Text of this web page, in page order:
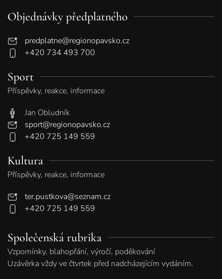
Objednávky předplatného
predplatne@regionopavsko.cz
+420 734 493 700
Sport
Příspěvky, reakce, informace
Jan Obludník
sport@regionopavsko.cz
+420 725 149 559
Kultura
Příspěvky, reakce, informace
ter.pustkova@seznam.cz
+420 725 149 559
Společenská rubrika
Vzpomínky, blahopřání, výročí, poděkování
Uzávěrka vždy ve čtvrtek před nadcházejícím vydáním.